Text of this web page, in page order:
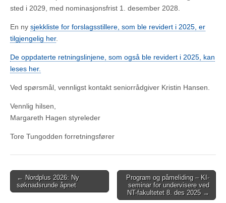
sted i 2029, med nominasjonsfrist 1. desember 2028.
En ny sjekkliste for forslagsstillere, som ble revidert i 2025, er
tilgjengelig her.
De oppdaterte retningslinjene, som også ble revidert i 2025, kan
leses her.
Ved spørsmål, vennligst kontakt seniorrådgiver Kristin Hansen.
Vennlig hilsen,
Margareth Hagen styreleder
Tore Tungodden forretningsfører
Post
navigation
← Nordplus 2026: Ny
søknadsrunde åpnet
Program og påmeliding – KI-
seminar for undervisere ved
NT-fakultetet 8. des 2025 →